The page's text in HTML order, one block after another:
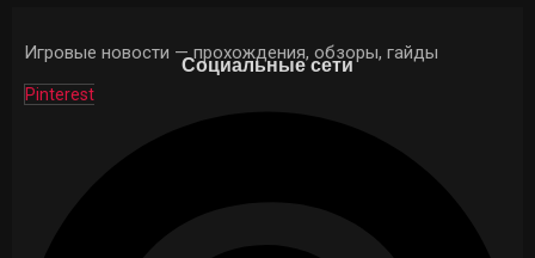
Игровые новости — прохождения, обзоры, гайды
Социальные сети
Pinterest